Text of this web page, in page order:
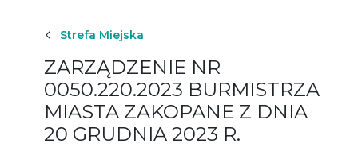
Strefa Miejska
ZARZĄDZENIE NR
0050.220.2023 BURMISTRZA
MIASTA ZAKOPANE Z DNIA
20 GRUDNIA 2023 R.